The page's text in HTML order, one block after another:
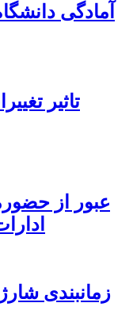
آمادگی
تاثیر
عبور از
زمانبندی